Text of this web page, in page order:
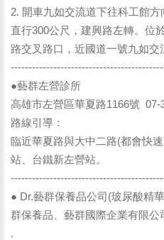
2. 開車九如交流道下往科工館
直行300公尺，建興路左轉。位
路交叉路口，近國道一號九如交
●藝群左營診所
高雄市左營區華夏路1166號 07-
路線引導：
臨近華夏路與大中二路(都會快
站、台鐵新左營站。
● Dr.藝群保養品公司(玻尿酸精
群保養品、藝群國際企業有限公
.